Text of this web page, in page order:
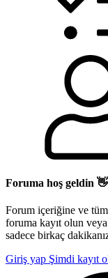
Foruma hoş geldin
Forum içeriğine ve
foruma kayıt olun
sadece birkaç
Giriş yap Şimdi kayıt